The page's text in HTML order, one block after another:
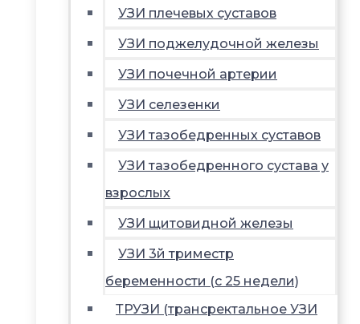
УЗИ плечевых суставов
УЗИ поджелудочной железы
УЗИ почечной артерии
УЗИ селезенки
УЗИ тазобедренных суставов
УЗИ тазобедренного сустава у
взрослых
УЗИ щитовидной железы
УЗИ 3й триместр
беременности (с 25 недели)
ТРУЗИ (трансректальное УЗИ